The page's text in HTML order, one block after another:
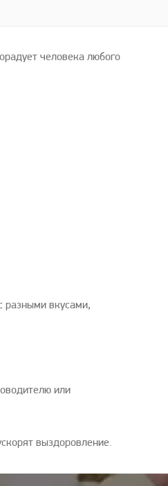
человека любого
разными вкусами,
или
выздоровление.